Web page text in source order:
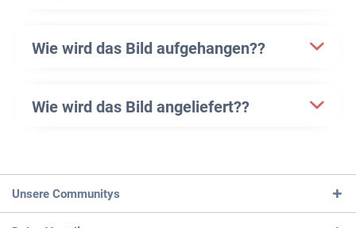
Wie wird das Bild aufgehangen??
Wie wird das Bild angeliefert??
Unsere Communitys